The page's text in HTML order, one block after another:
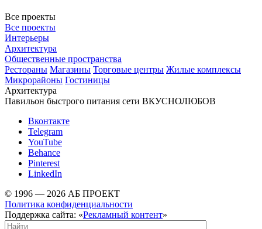
Все проекты
Все проекты
Интерьеры
Архитектура
Общественные пространства
Рестораны Магазины Торговые центры Жилые комплексы
Микрорайоны Гостиницы
Архитектура
Павильон быстрого питания сети ВКУСНОЛЮБОВ
Вконтакте
Telegram
YouTube
Behance
Pinterest
LinkedIn
© 1996 — 2026 АБ ПРОЕКТ
Политика конфиденциальности
Поддержка сайта: «Рекламный контент»